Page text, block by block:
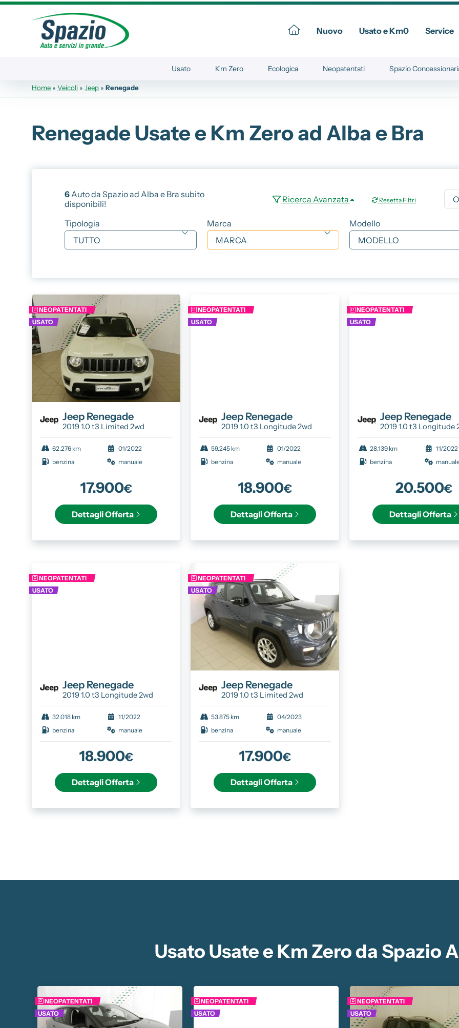
Nuovo Usato e Km0 Service
Usato Km Zero Ecologica Neopatentati Spazio
Fiat
Fiat Professional
Servizi
Officina
Tagliandi
Convenzioni
Promozioni
Spazio Alba e Bra
Provvedimento IVASS
Home » Veicoli » Jeep » Renegade
Renegade Usate e Km Zero ad Alba e Bra
6 Auto da Spazio ad Alba e Bra subito
disponibili!
Ricerca Avanzata Resetta Filtri
Tipologia Marca
Modello
NEOPATENTATI
USATO
Jeep Renegade
2019 1.0 t3 Limited 2wd
62.276 km
01/2022
benzina
manuale
17.900€
DettagliOfferta
NEOPATENTATI
USATO
Jeep Renegade
2019 1.0 t3 Longitude 2wd
59.245 km
01/2022
benzina
manuale
18.900€
DettagliOfferta
NEOPATENTATI
USATO
Jeep Renegade
2019 1.0 t3 Longitude
28.139 km
11/2022
benzina
20.500€
DettagliOfferta
NEOPATENTATI
USATO
Jeep Renegade
2019 1.0 t3 Longitude 2wd
32.018 km
11/2022
benzina
manuale
18.900€
DettagliOfferta
NEOPATENTATI
USATO
Jeep Renegade
2019 1.0 t3 Limited 2wd
53.875 km
04/2023
benzina
manuale
17.900€
DettagliOfferta
Usato Usate e Km Zero da Spazio
NEOPATENTATI
USATO
NEOPATENTATI
USATO
NEOPATENTATI
USATO